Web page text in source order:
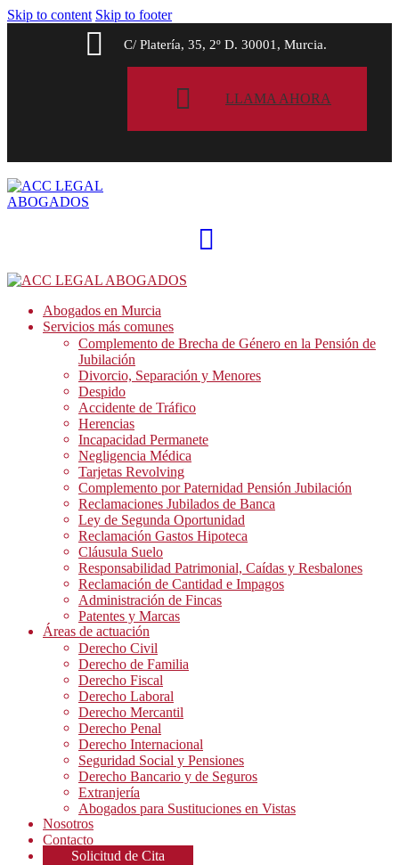
Skip to content Skip to footer
C/ Platería, 35, 2º D. 30001, Murcia.
LLAMA AHORA
Abogados en Murcia
Servicios más comunes
Complemento de Brecha de Género en la Pensión de
Jubilación
Divorcio, Separación y Menores
Despido
Accidente de Tráfico
Herencias
Incapacidad Permanete
Negligencia Médica
Tarjetas Revolving
Complemento por Paternidad Pensión Jubilación
Reclamaciones Jubilados de Banca
Ley de Segunda Oportunidad
Reclamación Gastos Hipoteca
Cláusula Suelo
Responsabilidad Patrimonial, Caídas y Resbalones
Reclamación de Cantidad e Impagos
Administración de Fincas
Patentes y Marcas
Áreas de actuación
Derecho Civil
Derecho de Familia
Derecho Fiscal
Derecho Laboral
Derecho Mercantil
Derecho Penal
Derecho Internacional
Seguridad Social y Pensiones
Derecho Bancario y de Seguros
Extranjería
Abogados para Sustituciones en Vistas
Nosotros
Contacto
Solicitud de Cita